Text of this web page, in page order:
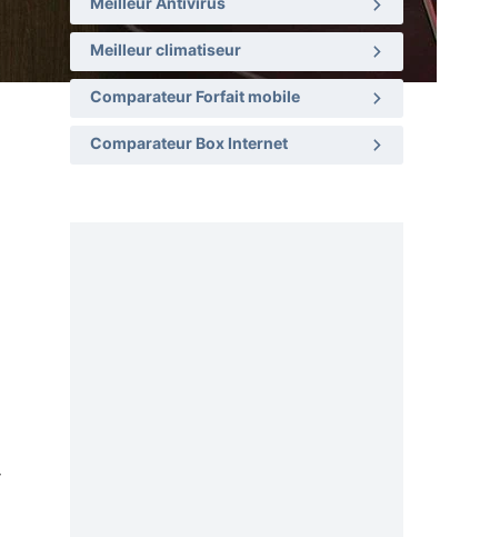
Meilleur Antivirus
Meilleur climatiseur
Comparateur Forfait mobile
Comparateur Box Internet